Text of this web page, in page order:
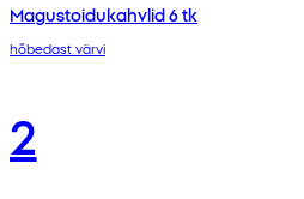
Magustoidukahvlid 6 tk
hõbedast värvi
2